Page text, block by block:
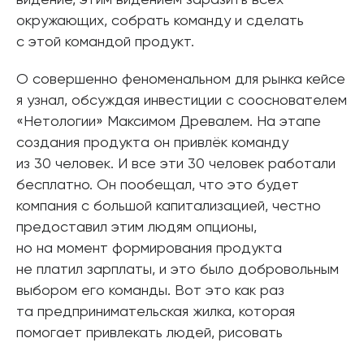
окружающих, собрать команду и сделать
с этой командой продукт.
О совершенно феноменальном для рынка кейсе
я узнал, обсуждая инвестиции с сооснователем
«Нетологии» Максимом Древалем. На этапе
создания продукта он привлёк команду
из 30 человек. И все эти 30 человек работали
бесплатно. Он пообещал, что это будет
компания с большой капитализацией, честно
предоставил этим людям опционы,
но на момент формирования продукта
не платил зарплаты, и это было добровольным
выбором его команды. Вот это как раз
та предпринимательская жилка, которая
помогает привлекать людей, рисовать